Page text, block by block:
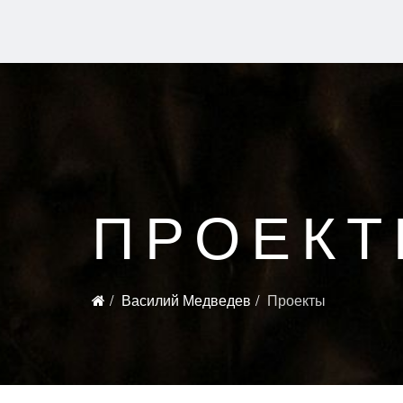
Василий Медведев Проекты